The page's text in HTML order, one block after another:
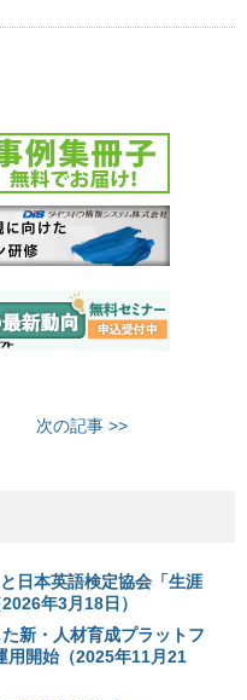
次の記事 >>
日本英語検定協会「生涯
年3月18日）
新・人材育成プラットフ
開始（2025年11月21